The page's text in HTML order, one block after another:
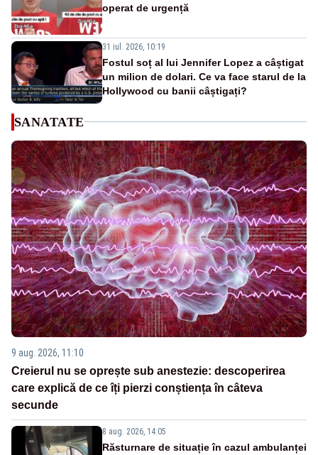
operat de urgență
31 iul. 2026, 10:19
Fostul soț al lui Jennifer Lopez a câștigat
un milion de dolari. Ce va face starul de la
Hollywood cu banii câștigați?
SANATATE
9 aug. 2026, 11:10
Creierul nu se oprește sub anestezie: descoperirea
care explică de ce îți pierzi conștiența în câteva
secunde
8 aug. 2026, 14:05
Răsturnare de situație în cazul ambulanței